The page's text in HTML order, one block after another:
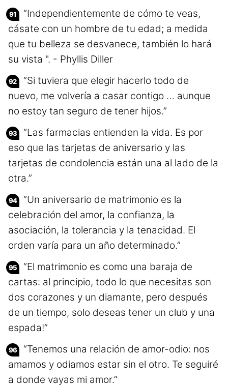
“Independientemente de cómo te veas,
cásate con un hombre de tu edad; a medida
que tu belleza se desvanece, también lo hará
su vista ". - Phyllis Diller
“Si tuviera que elegir hacerlo todo de
nuevo, me volvería a casar contigo … aunque
no estoy tan seguro de tener hijos.”
“Las farmacias entienden la vida. Es por
eso que las tarjetas de aniversario y las
tarjetas de condolencia están una al lado de la
otra.”
“Un aniversario de matrimonio es la
celebración del amor, la confianza, la
asociación, la tolerancia y la tenacidad. El
orden varía para un año determinado.”
“El matrimonio es como una baraja de
cartas: al principio, todo lo que necesitas son
dos corazones y un diamante, pero después
de un tiempo, solo deseas tener un club y una
espada!”
“Tenemos una relación de amor-odio: nos
amamos y odiamos estar sin el otro. Te seguiré
a donde vayas mi amor.”